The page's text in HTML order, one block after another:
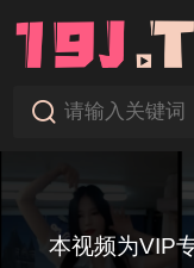
本视频为VIP